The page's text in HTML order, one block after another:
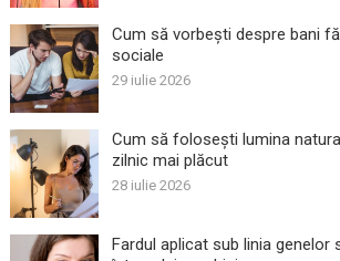
Cum să vorbești despre bani
sociale
29 iulie 2026
Cum să folosești lumina
zilnic mai plăcut
28 iulie 2026
Fardul aplicat sub linia genelor